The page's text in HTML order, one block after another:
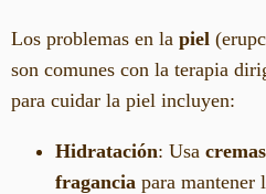
Los problemas en la piel
son comunes con la terapia
para cuidar la piel incluyen:
Hidratación: Usa
fragancia para mantener